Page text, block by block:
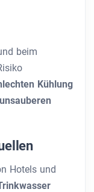
beim
Kühlung
Hotels und